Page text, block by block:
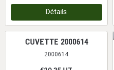
Détails
CUVETTE 2000614
2000614